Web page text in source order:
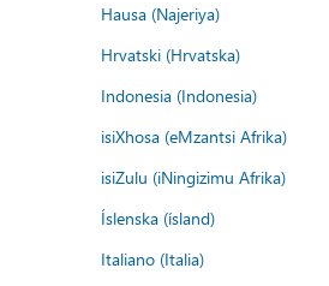
Hausa (Najeriya)
Hrvatski (Hrvatska)
Indonesia (Indonesia)
isiXhosa (eMzantsi Afrika)
isiZulu (iNingizimu Afrika)
Íslenska (ísland)
Italiano (Italia)